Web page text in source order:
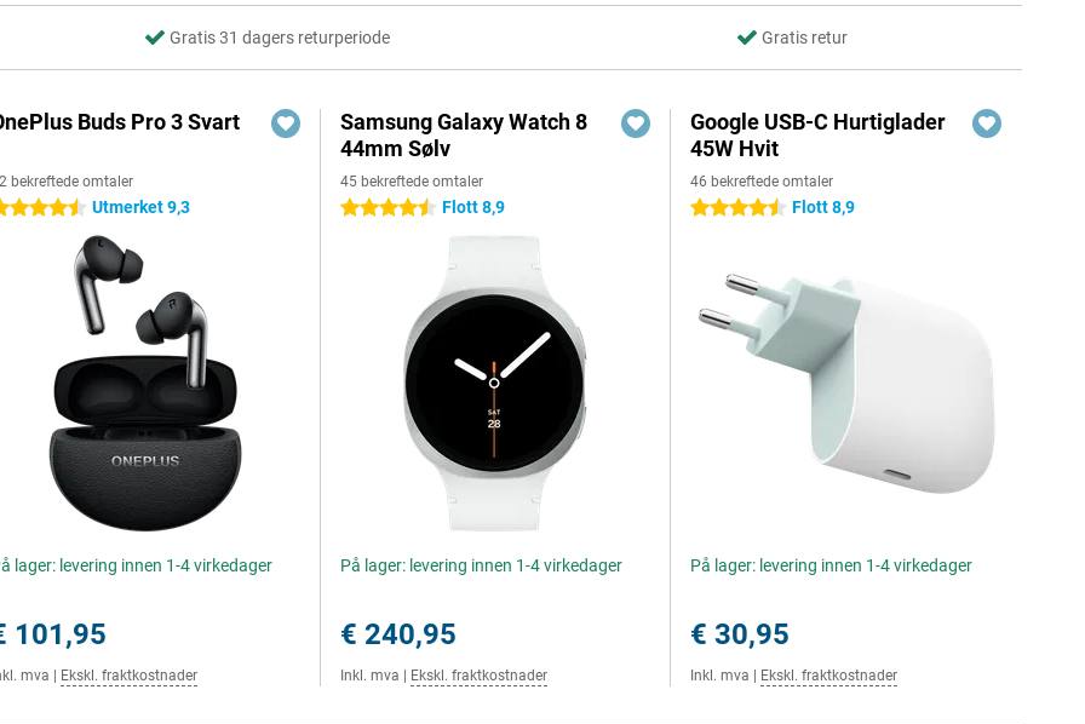
Gratis 31 dagers returperiode Gratis retur
Buds Pro 3 Svart
bekreftede omtaler
stjerner Utmerket 9,3
lager: levering innen 1-4 virkedager
101,95
mva Ekskl. fraktkostnader
Samsung Galaxy Watch 8
44mm Sølv
45 bekreftede omtaler
4.5 stjerner Flott 8,9
På lager: levering innen 1-4 virkedager
€ 240,95
Inkl. mva Ekskl. fraktkostnader
Google USB-C Hurtiglader
45W Hvit
46 bekreftede omtaler
4.5 stjerner Flott 8,9
På lager: levering innen 1-4 virkedager
€ 30,95
Inkl. mva Ekskl. fraktkostnader